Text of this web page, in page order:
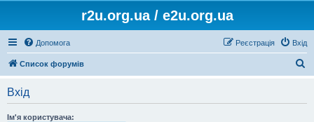
r2u.org.ua / e2u.org.ua
Допомога Вхід
Реєстрація
Список форумів
Вхід
Ім'я користувача: